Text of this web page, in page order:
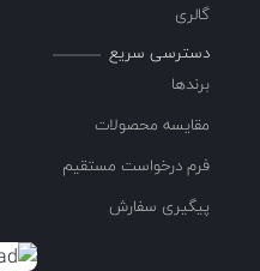
گالری
دسترسی سریع
برندها
مقایسه محصولات
فرم درخواست مستقیم
پیگیری سفارش